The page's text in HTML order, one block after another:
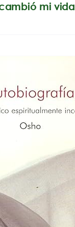
mi vida